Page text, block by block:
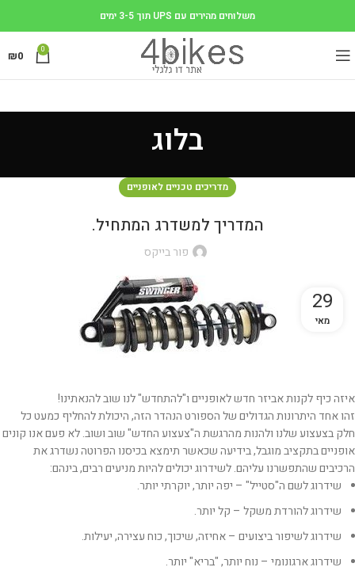
משלוחים מהירים עם UPS תוך 3-5 ימים
0
₪0
בלוג
מדריכים טכניים לאופניים
המדריך למשדרג המתחיל.
פור בייקס
29
מאי
איזה כיף לקנות אביזר חדש לאופניים ו"להתחדש" לנו שוב להנאתינו!
זהו אחד היתרונות הגדולים של הספורט הנהדר הזה, היכולת להחליף כמעט כל
חלק בצעצוע שלנו ולהנות מהרגשת ה"צעצוע החדש" שוב ושוב. לא פעם אנו קונים
אופניים בתקציב מוגבל, בידיעה שכאשר תימצא בכיסנו הפרוטה נשדרג את
הרכיבים שהתפשרנו עליהם. לשידרוג יכולים להיות מניעים רבים, בינהם:
שידרוג לשם ה"סטייל" – יפה יותר, יוקרתי יותר.
שידרוג להורדת משקל – קל יותר.
שידרוג לשיפור ביצועים – אחיזה, שיכוך, כוח עצירה, יעילות.
שידרוג ארגונומי – נוח יותר, "בריא" יותר.